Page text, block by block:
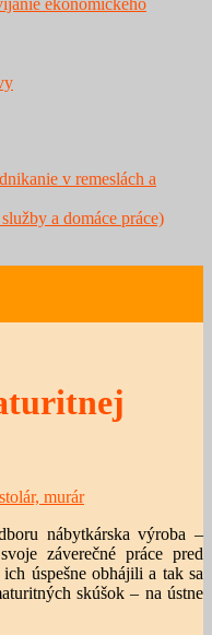
ekonomického
v remeslách a
a domáce práce)
murár
nábytkárska výroba –
záverečné práce pred
úspešne obhájili a tak sa
skúšok – na ústne